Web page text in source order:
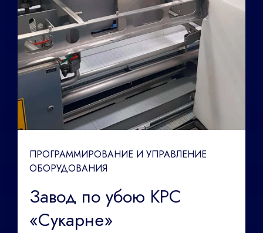
ПРОГРАММИРОВАНИЕ И УПРАВЛЕНИЕ
ОБОРУДОВАНИЯ
Завод по убою КРС
«Сукарне»